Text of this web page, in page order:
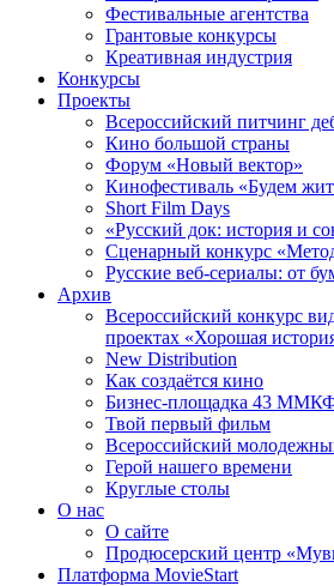
Фестивальные агентства
Грантовые конкурсы
Креативная индустрия
Конкурсы
Проекты
Всероссийский питчинг
Кино большой страны
Форум «Новый вектор»
Кинофестиваль «Будем
Short Film Days
«Русский док: история и
Сценарный конкурс
Русские веб-сериалы: от
Архив
Всероссийский конкурс
проектах «Хорошая
New Distribution
Как создаётся кино
Бизнес-площадка 43
Твой первый фильм
Всероссийский
Герой нашего времени
Круглые столы
О нас
О сайте
Продюсерский центр
Платформа MovieStart